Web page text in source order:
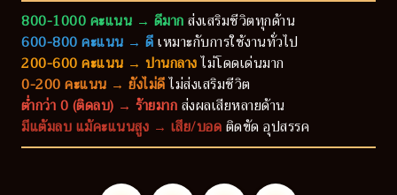
800-1000 คะแนน → ดีมากส่งเสริมชีวิตทุกด้าน
600-800 คะแนน → ดีเหมาะกับการใช้งานทั่วไป
200-600 คะแนน → ปานกลางไม่โดดเด่นมาก
0-200 คะแนน → ยังไม่ดีไม่ส่งเสริมชีวิต
ต่ำกว่า 0 (ติดลบ) → ร้ายมากส่งผลเสียหลายด้าน
มีแต้มลบ แม้คะแนนสูง → เสีย/บอดติดขัด อุปสรรค